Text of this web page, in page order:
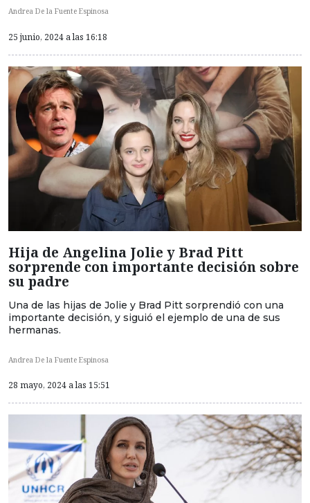
Andrea De la Fuente Espinosa
25 junio, 2024 a las 16:18
Hija de Angelina Jolie y Brad Pitt
sorprende con importante decisión sobre
su padre
Una de las hijas de Jolie y Brad Pitt sorprendió con una
importante decisión, y siguió el ejemplo de una de sus
hermanas.
Andrea De la Fuente Espinosa
28 mayo, 2024 a las 15:51